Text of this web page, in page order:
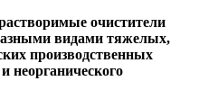
очистители
видами тяжелых,
производственных
неорганического